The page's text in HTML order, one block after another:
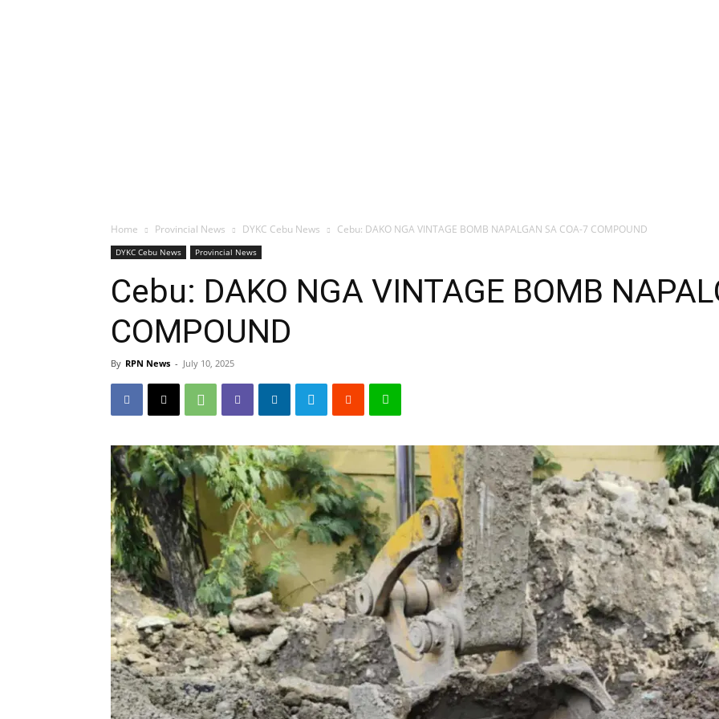
Home Provincial News DYKC Cebu News Cebu: DAKO NGA VINTAGE BOMB NAPALGAN SA COA-7 COMPOUND
DYKC Cebu News Provincial News
Cebu: DAKO NGA VINTAGE BOMB
COMPOUND
By RPN News - July 10, 2025